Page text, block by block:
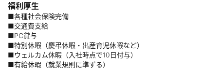
福利厚生
■各種社会保険完備
■交通費支給
■PC貸与
■特別休暇（慶弔休暇・出産育児休暇など）
■ウェルカム休暇（入社時点で10日付与）
■有給休暇（就業規則に準ずる）